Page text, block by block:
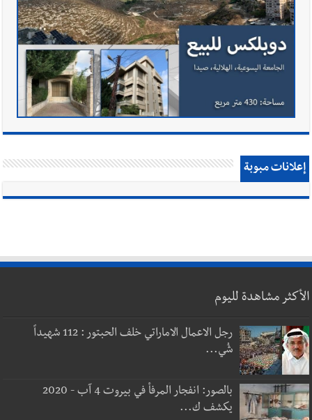
إعلانات مبوبة
الأكثر مشاهدة لليوم
رجل الاعمال الاماراتي خلف الحبتور : 112 شهيداً
شُي...
بالصور: انفجار المرفأ في بيروت 4 آب - 2020
يكشف ك...